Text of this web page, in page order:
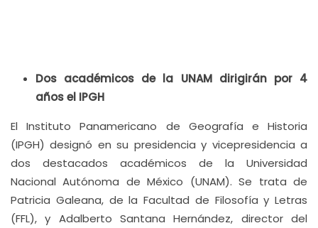
Dos académicos de la UNAM dirigirán por 4
años el IPGH
El Instituto Panamericano de Geografía e Historia
(IPGH) designó en su presidencia y vicepresidencia a
dos destacados académicos de la Universidad
Nacional Autónoma de México (UNAM). Se trata de
Patricia Galeana, de la Facultad de Filosofía y Letras
(FFL), y Adalberto Santana Hernández, director del